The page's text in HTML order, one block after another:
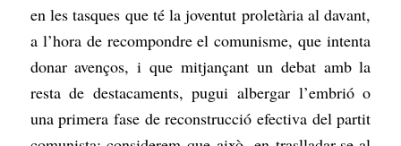
en les tasques que té la joventut proletària al davant,
a l’hora de recompondre el comunisme, que intenta
donar avenços, i que mitjançant un debat amb la
resta de destacaments, pugui albergar l’embrió o
una primera fase de reconstrucció efectiva del partit